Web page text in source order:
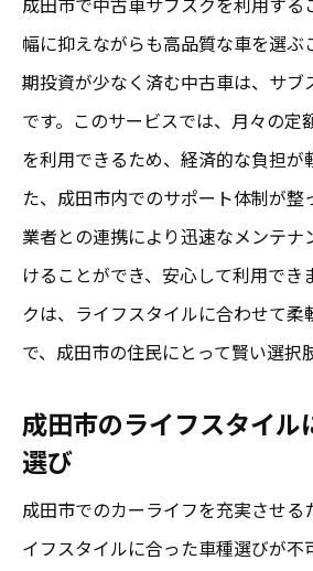
幅に抑えながらも高品質な車を選ぶ
期投資が少なく済む中古車は、サブ
です。このサービスでは、月々の定
を利用できるため、経済的な負担が
た、成田市内でのサポート体制が整
業者との連携により迅速なメンテナ
けることができ、安心して利用でき
クは、ライフスタイルに合わせて柔
で、成田市の住民にとって賢い選択
成田市のライフスタイル
選び
成田市でのカーライフを充実させる
イフスタイルに合った車種選びが不